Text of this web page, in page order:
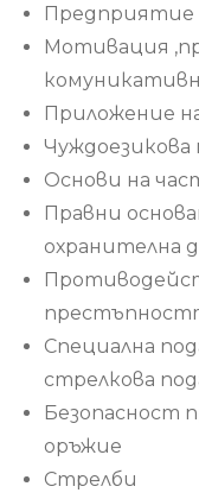
Предприятие
Мотивация
Приложение
Чуждоезикова
Основи на
Правни
охранителна
Специална
стрелкова
Безопасност
оръжие
Стрелби